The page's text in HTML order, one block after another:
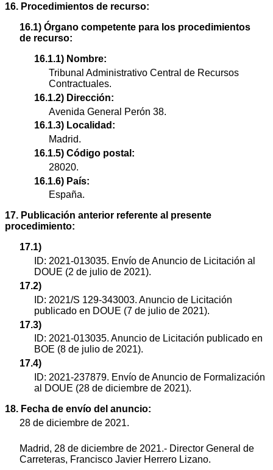
16. Procedimientos de recurso:
16.1) Órgano competente para los procedimientos
de recurso:
16.1.1) Nombre:
Tribunal Administrativo Central de Recursos
Contractuales.
16.1.2) Dirección:
Avenida General Perón 38.
16.1.3) Localidad:
Madrid.
16.1.5) Código postal:
28020.
16.1.6) País:
España.
17. Publicación anterior referente al presente
procedimiento:
17.1)
ID: 2021-013035. Envío de Anuncio de Licitación al
DOUE (2 de julio de 2021).
17.2)
ID: 2021/S 129-343003. Anuncio de Licitación
publicado en DOUE (7 de julio de 2021).
17.3)
ID: 2021-013035. Anuncio de Licitación publicado en
BOE (8 de julio de 2021).
17.4)
ID: 2021-237879. Envío de Anuncio de Formalización
al DOUE (28 de diciembre de 2021).
18. Fecha de envío del anuncio:
28 de diciembre de 2021.
Madrid, 28 de diciembre de 2021.- Director General de
Carreteras, Francisco Javier Herrero Lizano.